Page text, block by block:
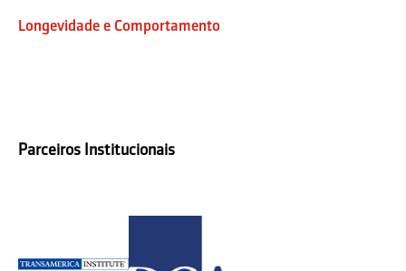
Longevidade e Comportamento
Parceiros Institucionais